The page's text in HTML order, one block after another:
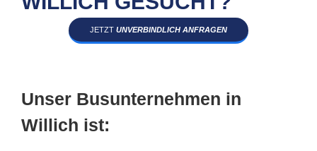
JETZT UNVERBINDLICH ANFRAGEN
Unser Busunternehmen in
Willich ist: